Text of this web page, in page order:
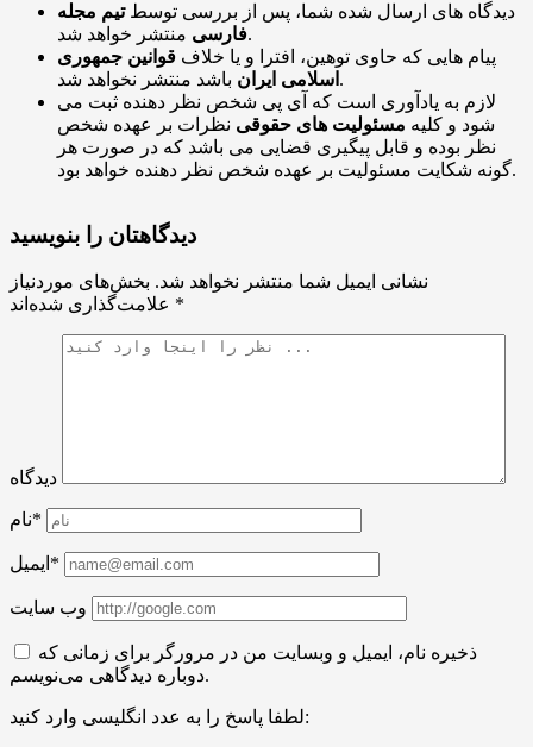
دیدگاه های ارسال شده شما، پس از بررسی توسطتیم مجله
فارسیمنتشر خواهد شد.
پیام هایی که حاوی توهین، افترا و یا خلاف قوانین جمهوری
اسلامی ایران باشد منتشر نخواهد شد.
لازم به یادآوری است که آی پی شخص نظر دهنده ثبت می
شود و کلیه مسئولیت های حقوقی نظرات بر عهده شخص
نظر بوده و قابل پیگیری قضایی می باشد که در صورت هر
گونه شکایت مسئولیت بر عهده شخص نظر دهنده خواهد بود.
دیدگاهتان را بنویسید
نشانی ایمیل شما منتشر نخواهد شد. بخش‌های موردنیاز
*
دیدگاه
نام*
ایمیل*
وب سایت
ذخیره نام، ایمیل و وبسایت من در مرورگر برای زمانی که
دوباره دیدگاهی می‌نویسم.
لطفا پاسخ را به عدد انگلیسی وارد کنید: